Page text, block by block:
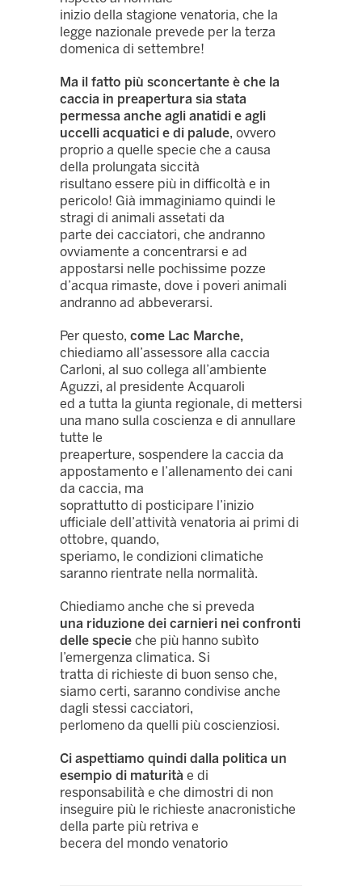
inizio della stagione venatoria, che la
legge nazionale prevede per la terza
domenica di settembre!
Ma il fatto più sconcertante è che la
caccia in preapertura sia stata
permessa anche agli anatidi e agli
uccelli acquatici e di palude, ovvero
proprio a quelle specie che a causa
della prolungata siccità
risultano essere più in difficoltà e in
pericolo! Già immaginiamo quindi le
stragi di animali assetati da
parte dei cacciatori, che andranno
ovviamente a concentrarsi e ad
appostarsi nelle pochissime pozze
d’acqua rimaste, dove i poveri animali
andranno ad abbeverarsi.
Per questo, come Lac Marche,
chiediamo all’assessore alla caccia
Carloni, al suo collega all’ambiente
Aguzzi, al presidente Acquaroli
ed a tutta la giunta regionale, di mettersi
una mano sulla coscienza e di annullare
tutte le
preaperture, sospendere la caccia da
appostamento e l’allenamento dei cani
da caccia, ma
soprattutto di posticipare l’inizio
ufficiale dell’attività venatoria ai primi di
ottobre, quando,
speriamo, le condizioni climatiche
saranno rientrate nella normalità.
Chiediamo anche che si preveda
una riduzione dei carnieri nei confronti
delle specie che più hanno subìto
l’emergenza climatica. Si
tratta di richieste di buon senso che,
siamo certi, saranno condivise anche
dagli stessi cacciatori,
perlomeno da quelli più coscienziosi.
Ci aspettiamo quindi dalla politica un
esempio di maturità e di
responsabilità e che dimostri di non
inseguire più le richieste anacronistiche
della parte più retriva e
becera del mondo venatorio